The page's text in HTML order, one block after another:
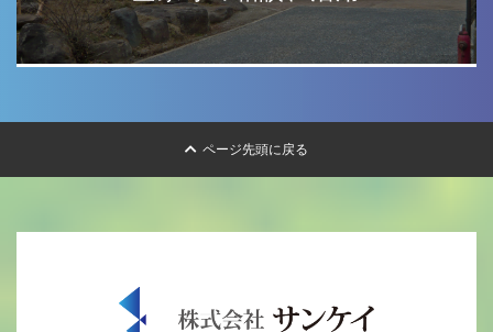
ページ先頭に戻る